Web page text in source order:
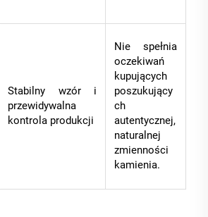
Stabilny wzór i
przewidywalna
kontrola produkcji
Nie spełnia
oczekiwań
kupujących
poszukujący
ch
autentycznej,
naturalnej
zmienności
kamienia.